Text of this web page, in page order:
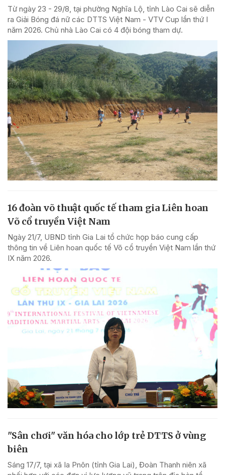
Từ ngày 23 - 29/8, tại phường Nghĩa Lộ, tỉnh Lào Cai sẽ diễn
ra Giải Bóng đá nữ các DTTS Việt Nam - VTV Cup lần thứ I
năm 2026. Chủ nhà Lào Cai có 4 đội bóng tham dự.
16 đoàn võ thuật quốc tế tham gia Liên hoan
Võ cổ truyền Việt Nam
Ngày 21/7, UBND tỉnh Gia Lai tổ chức họp báo cung cấp
thông tin về Liên hoan quốc tế Võ cổ truyền Việt Nam lần thứ
IX năm 2026.
"Sân chơi" văn hóa cho lớp trẻ DTTS ở vùng
biên
Sáng 17/7, tại xã Ia Pnôn (tỉnh Gia Lai), Đoàn Thanh niên xã